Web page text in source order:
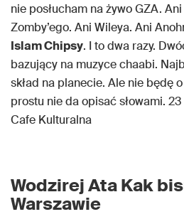
nie posłucham na żywo GZA.
Zomby’ego. Ani Wileya. Ani
Islam Chipsy. I to dwa razy.
bazujący na muzyce chaabi.
skład na planecie. Ale nie będę
prostu nie da opisać słowami.
Cafe Kulturalna
Wodzirej Ata Kak
Warszawie